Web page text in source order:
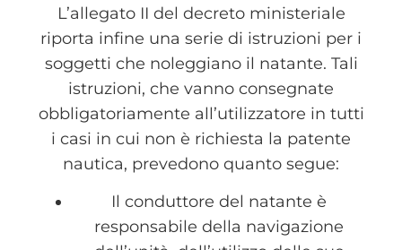
L’allegato II del decreto ministeriale
riporta infine una serie di istruzioni per i
soggetti che noleggiano il natante. Tali
istruzioni, che vanno consegnate
obbligatoriamente all’utilizzatore in tutti
i casi in cui non è richiesta la patente
nautica, prevedono quanto segue:
Il conduttore del natante è
responsabile della navigazione